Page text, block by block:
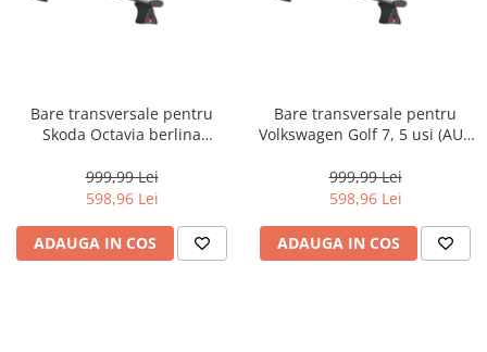
Bare transversale pentru
Skoda Octavia berlina
2019, Fabbri Viva 12 ALU,
sistem cu prindere pe plafon
999,99 Lei
598,96 Lei
ADAUGA IN COS
Bare transversale pentru
Volkswagen Golf 7, 5 usi (AU),
Viva 12 ALU, sistem cu
prindere pe plafon normal,
999,99 Lei
598,96 Lei
ADAUGA IN COS